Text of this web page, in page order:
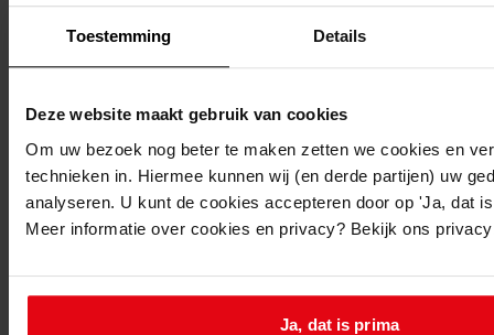
Toestemming Details
Deze website maakt gebruik van cookies
Om uw bezoek nog beter te maken zetten we cookies en
technieken in. Hiermee kunnen wij (en derde partijen) uw
analyseren. U kunt de cookies accepteren door op 'Ja, dat
Meer informatie over cookies en privacy? Bekijk ons
Ja, dat is prima
Uitbreiden bedrijfruimte
16-08-1965
Adres:
Venhuizen, De Buurt 80